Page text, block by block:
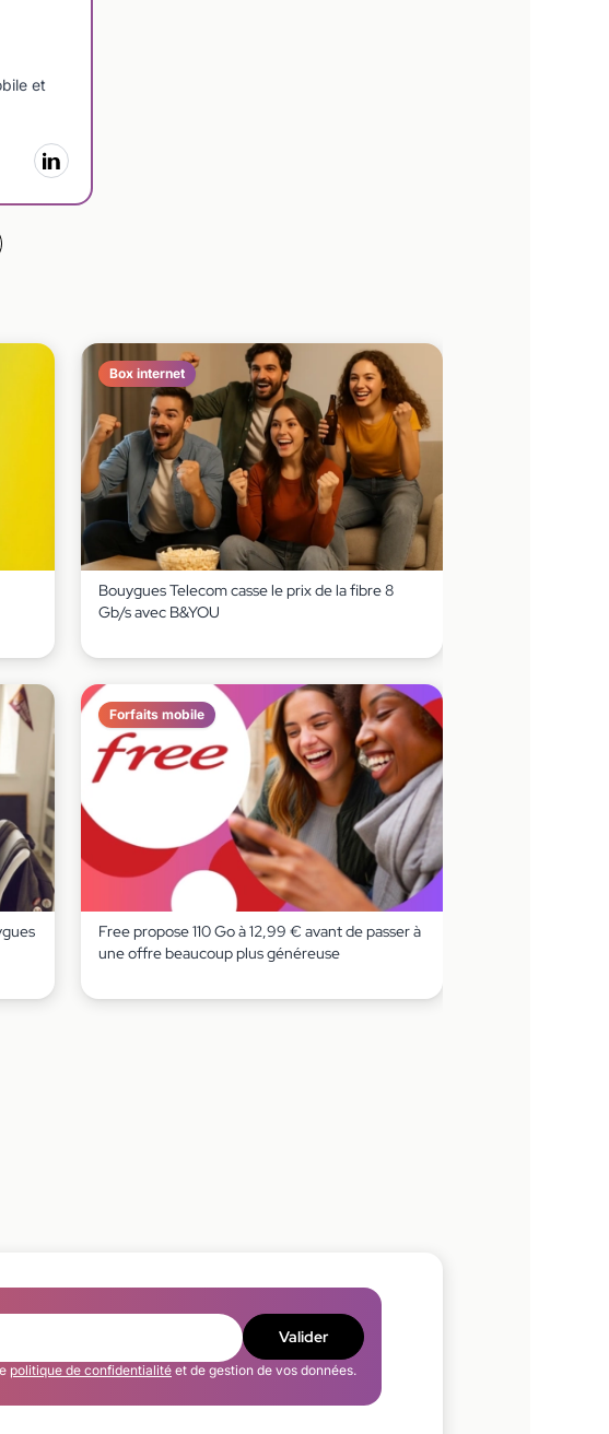
et
Box internet
Bouygues Telecom casse le prix de la fibre 8
Gb/s avec B&YOU
Forfaits mobile
Free propose 110 Go à 12,99 € avant de passer à
une offre beaucoup plus généreuse
Valider
politique de confidentialité et de gestion de vos données.